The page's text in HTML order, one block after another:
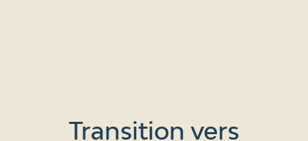
Transition vers